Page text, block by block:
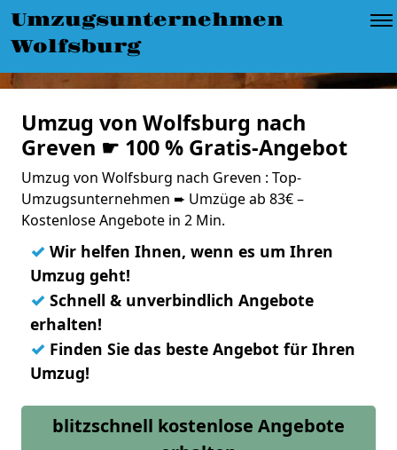
Umzugsunternehmen
Wolfsburg
Umzug von Wolfsburg nach
Greven ☛ 100 % Gratis-Angebot
Umzug von Wolfsburg nach Greven : Top-
Umzugsunternehmen ➨ Umzüge ab 83€ –
Kostenlose Angebote in 2 Min.
✓ Wir helfen Ihnen, wenn es um Ihren
Umzug geht!
✓ Schnell & unverbindlich Angebote
erhalten!
✓ Finden Sie das beste Angebot für Ihren
Umzug!
blitzschnell kostenlose Angebote